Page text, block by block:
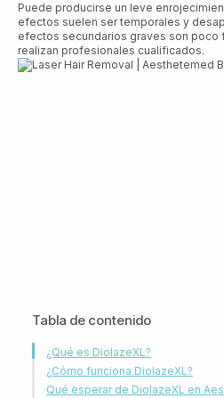
Puede producirse un leve
efectos suelen ser temporales y
efectos secundarios graves son poco
realizan profesionales cualificados.
Tabla de contenido
¿Qué es DiolazeXL?
¿Cómo funciona DiolazeXL?
Qué esperar de DiolazeXL en